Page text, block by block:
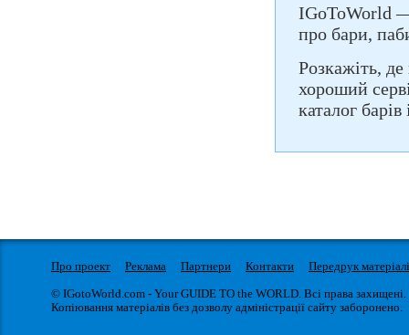
IGoToWorld —
про бари,
Розкажіть,
хороший
каталог
Про проект Реклама Партнери Контакти
Передрук
© IGotoWorld.com - Your GUIDE TO the WORLD. Всі права захищені.
Копіювання матеріалів без дозволу адміністрації сайту заборонено.